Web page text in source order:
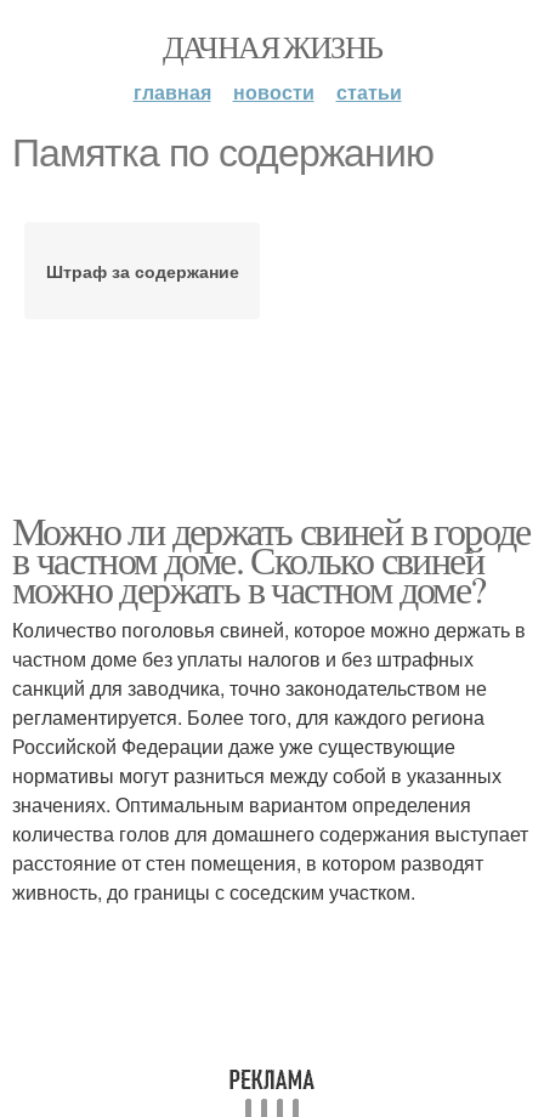
ДАЧНАЯ ЖИЗНЬ
главная новости статьи
Памятка по содержанию
Штраф за содержание
Можно ли держать свиней в городе
в частном доме. Сколько свиней
можно держать в частном доме?
Количество поголовья свиней, которое можно держать в
частном доме без уплаты налогов и без штрафных
санкций для заводчика, точно законодательством не
регламентируется. Более того, для каждого региона
Российской Федерации даже уже существующие
нормативы могут разниться между собой в указанных
значениях. Оптимальным вариантом определения
количества голов для домашнего содержания выступает
расстояние от стен помещения, в котором разводят
живность, до границы с соседским участком.